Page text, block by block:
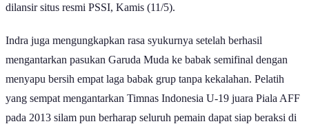
dilansir situs resmi PSSI, Kamis (11/5).
Indra juga mengungkapkan rasa syukurnya setelah berhasil
mengantarkan pasukan Garuda Muda ke babak semifinal dengan
menyapu bersih empat laga babak grup tanpa kekalahan. Pelatih
yang sempat mengantarkan Timnas Indonesia U-19 juara Piala AFF
pada 2013 silam pun berharap seluruh pemain dapat siap beraksi di